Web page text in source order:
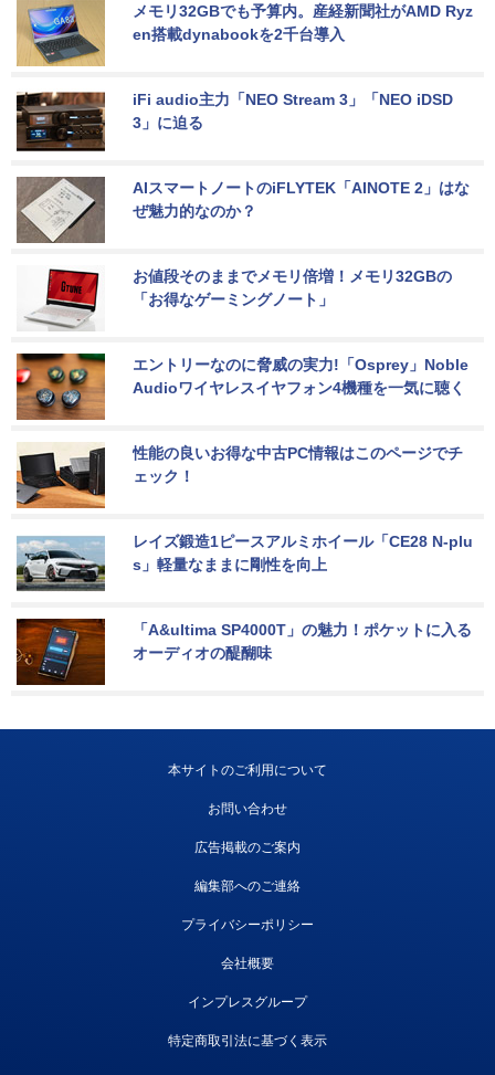
メモリ32GBでも予算内。産経新聞社がAMD Ryz
en搭載dynabookを2千台導入
iFi audio主力「NEO Stream 3」「NEO iDSD
3」に迫る
AIスマートノートのiFLYTEK「AINOTE 2」はな
ぜ魅力的なのか？
お値段そのままでメモリ倍増！メモリ32GBの
「お得なゲーミングノート」
エントリーなのに脅威の実力!「Osprey」Noble
Audioワイヤレスイヤフォン4機種を一気に聴く
性能の良いお得な中古PC情報はこのページでチ
ェック！
レイズ鍛造1ピースアルミホイール「CE28 N-plu
s」軽量なままに剛性を向上
「A&ultima SP4000T」の魅力！ポケットに入る
オーディオの醍醐味
本サイトのご利用について
お問い合わせ
広告掲載のご案内
編集部へのご連絡
プライバシーポリシー
会社概要
インプレスグループ
特定商取引法に基づく表示